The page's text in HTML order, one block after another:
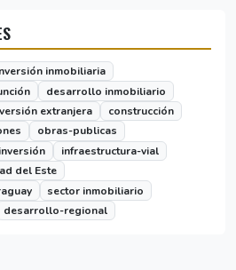
inmobiliaria
desarrollo inmobiliario
extranjera
construcción
obras-publicas
inversión
infraestructura-vial
del Este
sector inmobiliario
desarrollo-regional